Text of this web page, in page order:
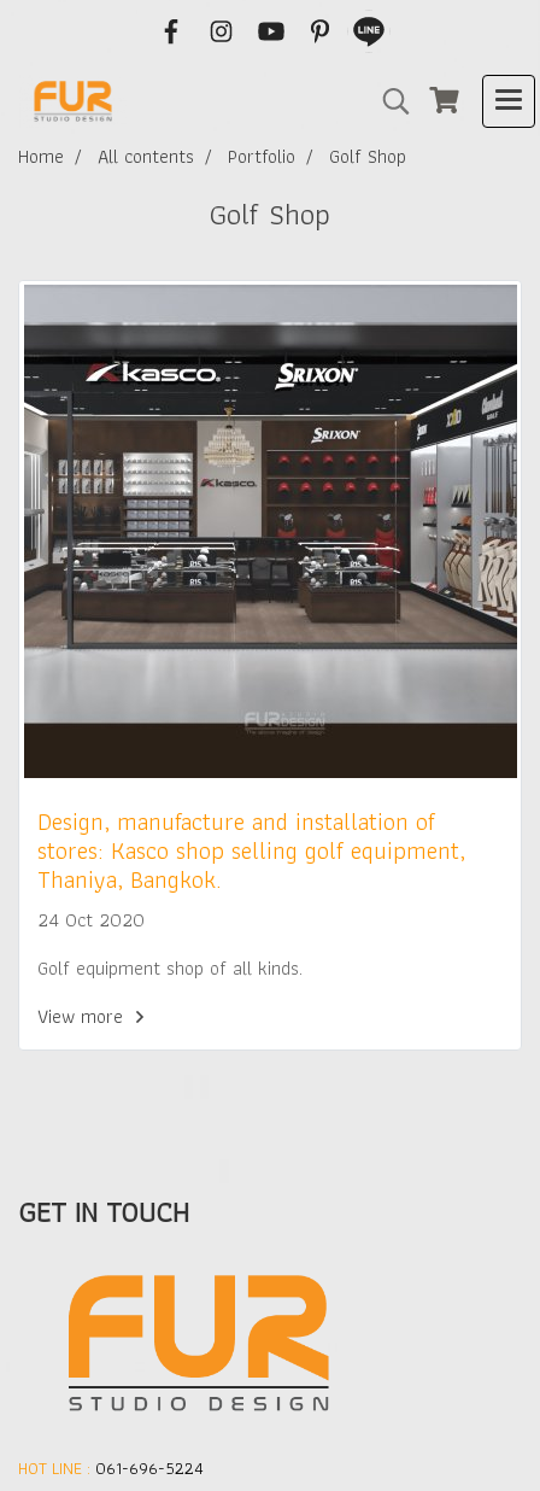
Home All contents Portfolio Golf Shop
Golf Shop
Design, manufacture and installation of
stores: Kasco shop selling golf equipment,
Thaniya, Bangkok.
24 Oct 2020
Golf equipment shop of all kinds.
View more
GET IN TOUCH
HOT LINE : 061-696-5224